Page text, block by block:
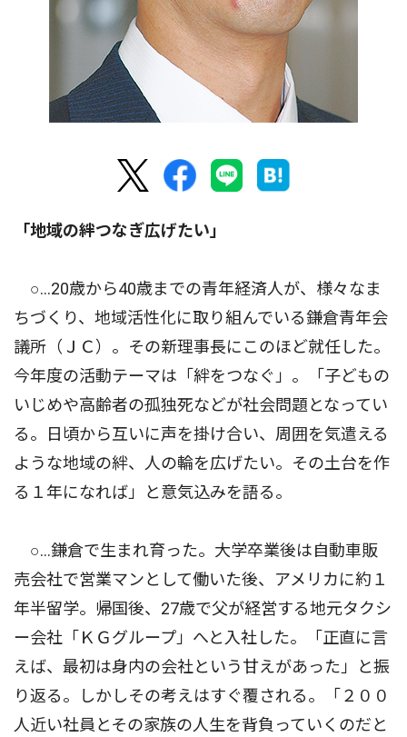
「地域の絆つなぎ広げたい」
○…20歳から40歳までの青年経済人が、様々なま
ちづくり、地域活性化に取り組んでいる鎌倉青年会
議所（ＪＣ）。その新理事長にこのほど就任した。
今年度の活動テーマは「絆をつなぐ」。「子どもの
いじめや高齢者の孤独死などが社会問題となってい
る。日頃から互いに声を掛け合い、周囲を気遣える
ような地域の絆、人の輪を広げたい。その土台を作
る１年になれば」と意気込みを語る。
○…鎌倉で生まれ育った。大学卒業後は自動車販
売会社で営業マンとして働いた後、アメリカに約１
年半留学。帰国後、27歳で父が経営する地元タクシ
ー会社「ＫＧグループ」へと入社した。「正直に言
えば、最初は身内の会社という甘えがあった」と振
り返る。しかしその考えはすぐ覆される。「２００
人近い社員とその家族の人生を背負っていくのだと